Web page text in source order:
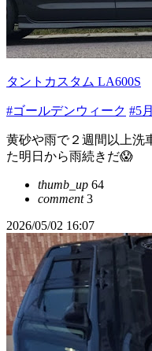
タントカスタム LA600S
#ゴールデンウィーク #5
黄砂や雨で２週間以上洗
た明日から雨続きだ😱
thumb_up 64
comment3
2026/05/02 16:07